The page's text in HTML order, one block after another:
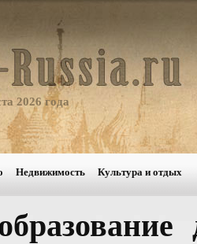
2026 года
Недвижимость Культура и отдых